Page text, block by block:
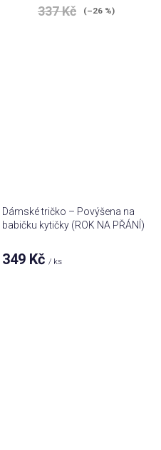
337 Kč (–26 %)
Dámské tričko – Povýšena na
babičku kytičky (ROK NA PŘÁNÍ)
349 Kč/ ks